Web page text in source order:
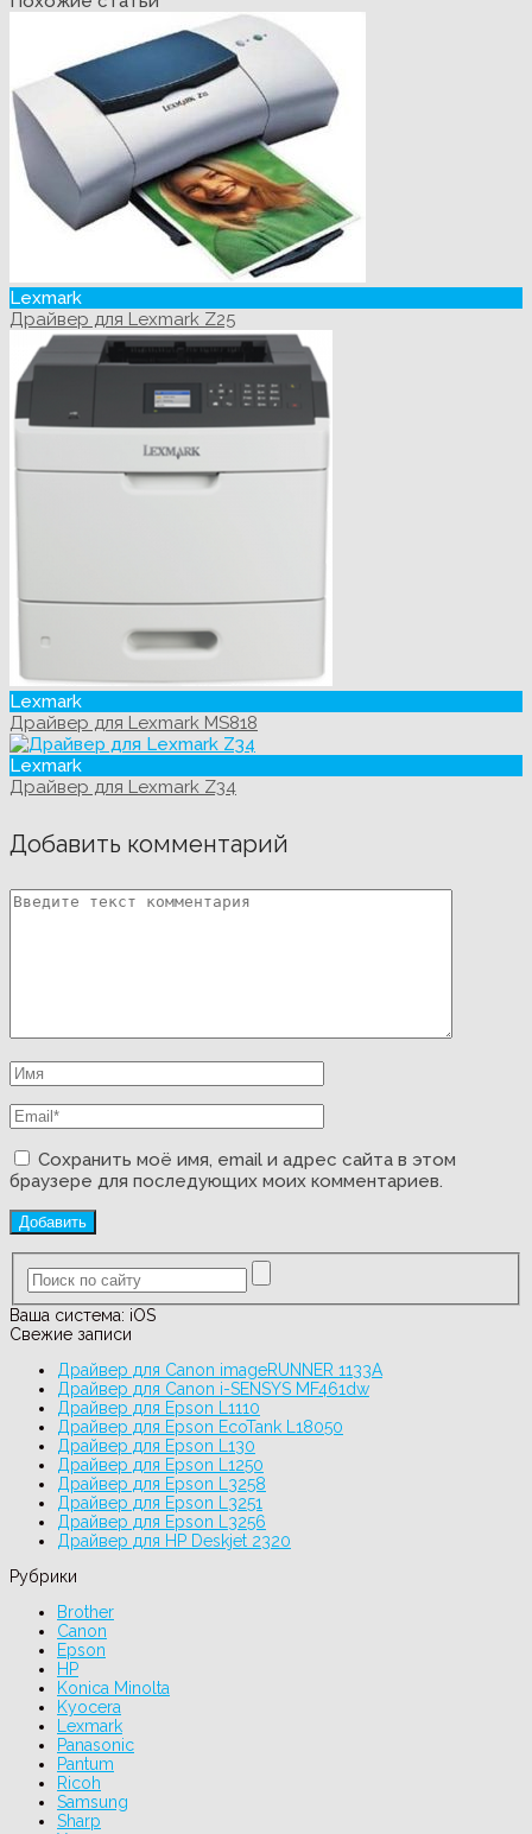
Lexmark
Драйвер для Lexmark Z25
Lexmark
Драйвер для Lexmark MS818
Lexmark
Драйвер для Lexmark Z34
Добавить комментарий
Сохранить моё имя, email и адрес сайта в этом
браузере для последующих моих комментариев.
Ваша система: iOS
Свежие записи
Драйвер для Canon imageRUNNER 1133A
Драйвер для Canon i-SENSYS MF461dw
Драйвер для Epson L1110
Драйвер для Epson EcoTank L18050
Драйвер для Epson L130
Драйвер для Epson L1250
Драйвер для Epson L3258
Драйвер для Epson L3251
Драйвер для Epson L3256
Драйвер для HP Deskjet 2320
Рубрики
Brother
Canon
Epson
HP
Konica Minolta
Kyocera
Lexmark
Panasonic
Pantum
Ricoh
Samsung
Sharp